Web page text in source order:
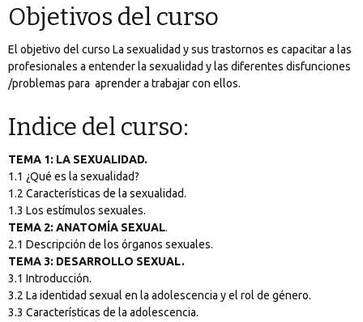
Objetivos del curso
El objetivo del curso La sexualidad y sus trastornos es capacitar a las
profesionales a entender la sexualidad y las diferentes disfunciones
/problemas para aprender a trabajar con ellos.
Indice del curso:
TEMA 1: LA SEXUALIDAD.
1.1 ¿Qué es la sexualidad?
1.2 Características de la sexualidad.
1.3 Los estímulos sexuales.
TEMA 2: ANATOMÍA SEXUAL.
2.1 Descripción de los órganos sexuales.
TEMA 3: DESARROLLO SEXUAL.
3.1 Introducción.
3.2 La identidad sexual en la adolescencia y el rol de género.
3.3 Características de la adolescencia.